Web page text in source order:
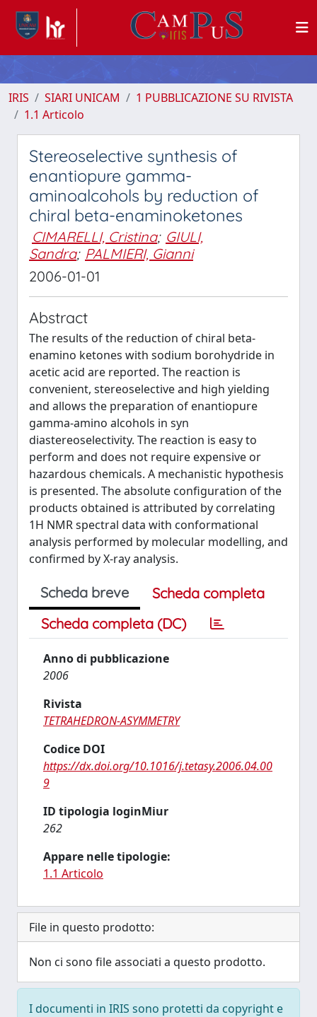
IRIS SIARI UNICAM
1 PUBBLICAZIONE SU RIVISTA
1.1 Articolo
Stereoselective synthesis of
enantiopure gamma-
aminoalcohols by reduction of
chiral beta-enaminoketones
CIMARELLI, Cristina; GIULI,
Sandra; PALMIERI, Gianni
2006-01-01
Abstract
The results of the reduction of chiral beta-
enamino ketones with sodium borohydride in
acetic acid are reported. The reaction is
convenient, stereoselective and high yielding
and allows the preparation of enantiopure
gamma-amino alcohols in syn
diastereoselectivity. The reaction is easy to
perform and does not require expensive or
hazardous chemicals. A mechanistic hypothesis
is presented. The absolute configuration of the
products obtained is attributed by correlating
1H NMR spectral data with conformational
analysis performed by molecular modelling, and
confirmed by X-ray analysis.
Scheda breve
Scheda completa
Scheda completa (DC)
Anno di pubblicazione
2006
Rivista
TETRAHEDRON-ASYMMETRY
Codice DOI
https://dx.doi.org/10.1016/j.tetasy.2006.04.00
9
ID tipologia loginMiur
262
Appare nelle tipologie:
1.1 Articolo
File in questo prodotto:
Non ci sono file associati a questo prodotto.
I documenti in IRIS sono protetti da copyright e